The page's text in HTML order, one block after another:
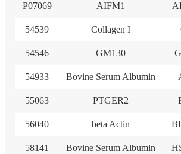
P07069 AIFM1
54539 Collagen I
54546 GM130
54933 Bovine Serum Albumin
55063 PTGER2
56040 beta Actin
58141 Bovine Serum Albumin